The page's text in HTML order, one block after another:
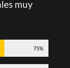
muy
75%